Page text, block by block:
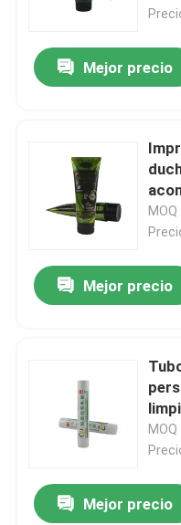
Recorrido por la
Contacta con
Solicitar una cita
Tubo cosmético
tubo cosmético vacío
Tubo cosmético
Empaquetado
Mejor precio
Mejor precio
de
Mejor precio